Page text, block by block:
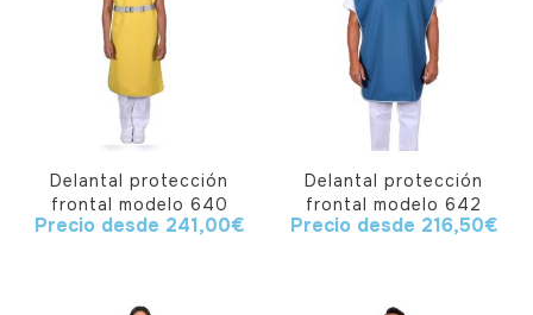
Delantal protección
frontal modelo 640
Precio desde 241,00€
Delantal protección
frontal modelo 642
Precio desde 216,50€